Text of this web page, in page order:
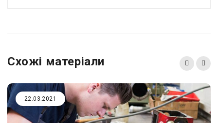
Схожі матеріали
22.03.2021